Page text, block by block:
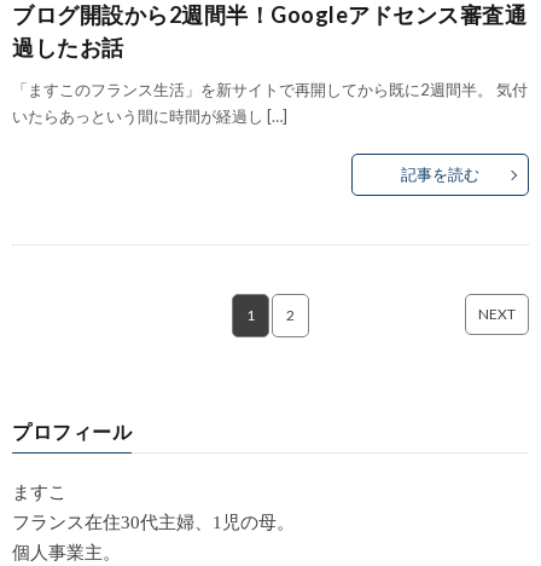
ブログ開設から2週間半！Googleアドセンス審査通
過したお話
「ますこのフランス生活」を新サイトで再開してから既に2週間半。 気付
いたらあっという間に時間が経過し […]
記事を読む
1 2 NEXT
プロフィール
ますこ
フランス在住30代主婦、1児の母。
個人事業主。